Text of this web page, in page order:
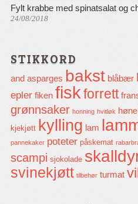
Fylt krabbe med spinatsalat og
24/08/2018
STIKKORD
and asparges bakst blåbær
epler fiken fiskforrett
grønnsaker honning hvitløk høne
kjekjøtt kylling lam
pannekaker poteter påskemat
scampi sjokolade
svinekjøtt tilbehør turmat